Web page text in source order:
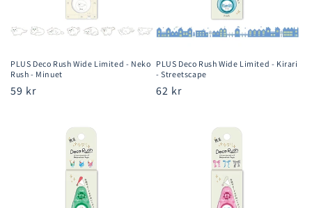
PLUS Deco Rush Wide Limited - Neko
Rush - Minuet
Ordinarie
59 kr
PLUS Deco Rush Wide Limited - Kirari
- Streetscape
Ordinarie
62 kr